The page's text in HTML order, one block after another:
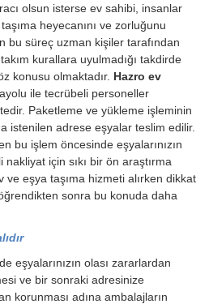
olsun isterse ev sahibi, insanlar
heyecanını ve zorluğunu
bu süreç uzman kişiler tarafından
kurallara uyulmadığı takdirde
konusu olmaktadır. Hazro ev
ile tecrübeli personeller
Paketleme ve yükleme işleminin
istenilen adrese eşyalar teslim edilir.
bu işlem öncesinde eşyalarınızın
için sıkı bir ön araştırma
ve eşya taşıma hizmeti alırken dikkat
sonra bu konuda daha
eşyalarınızın olası zararlardan
ve bir sonraki adresinize
korunması adına ambalajların